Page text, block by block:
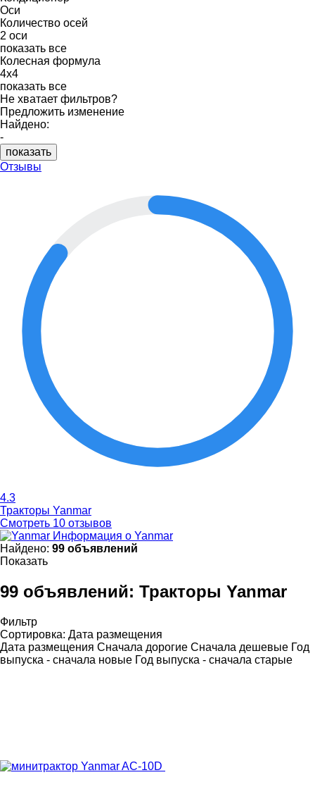
Оси
Количество осей
2 оси
показать все
Колесная формула
4x4
показать все
Не хватает фильтров?
Предложить изменение
Найдено:
-
показать
Отзывы
4.3
Тракторы Yanmar
Смотреть 10 отзывов
Информация о Yanmar
Найдено: 99 объявлений
Показать
99 объявлений: Тракторы Yanmar
Фильтр
Сортировка: Дата размещения
Дата размещения Сначала дорогие Сначала дешевые Год
выпуска - сначала новые Год выпуска - сначала старые